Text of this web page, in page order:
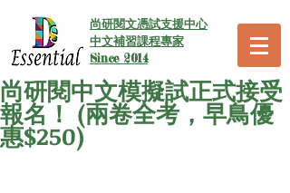
尚研閱文憑試支援中心
中文補習課程專家
Since 2014
尚研閱中文模擬試正式接受
報名！ (兩卷全考，早鳥優
惠$250)